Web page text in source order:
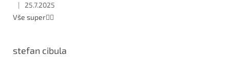
Hodnocení obchodu je 5 z 5 hvězdiček.
|
25.7.2025
Vše super👍🏼
stefan cibula